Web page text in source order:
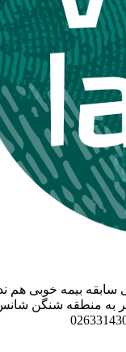
بیمه خوبی هم
سفر به منطقه شنگن